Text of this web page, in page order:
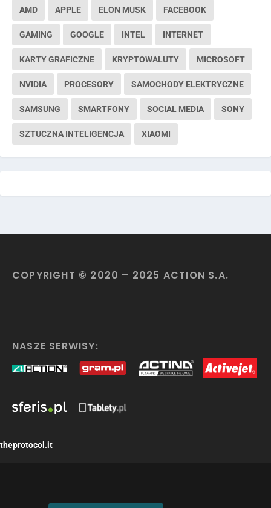
AMD APPLE ELON MUSK FACEBOOK
GAMING GOOGLE INTEL INTERNET
KARTY GRAFICZNE KRYPTOWALUTY MICROSOFT
NVIDIA PROCESORY SAMOCHODY ELEKTRYCZNE
SAMSUNG SMARTFONY SOCIAL MEDIA SONY
SZTUCZNA INTELIGENCJA XIAOMI
COPYRIGHT © 2020 – 2025 ACTION S.A.
NASZE SERWISY:
theprotocol.it